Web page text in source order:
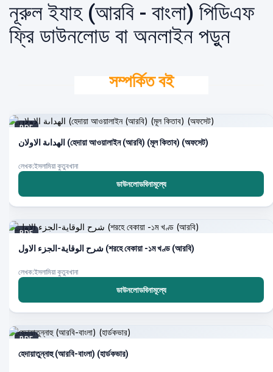
নূরুল ইযাহ (আরবি - বাংলা) পিডিএফ
ফ্রি ডাউনলোড বা অনলাইন পড়ুন
সম্পর্কিত বই
PDF
الهداىة الاولان (হেদায়া আওয়ালাইন (আরবি) (মূল কিতাব) (অফসেট)
লেখক:ইসলামিয়া কুতুবখানা
ডাউনলোডবিনামূল্যে
PDF
شرح الوقاية-الجزء الاول (শরহে বেকায়া -১ম খণ্ড (আরবি)
লেখক:ইসলামিয়া কুতুবখানা
ডাউনলোডবিনামূল্যে
PDF
হেদায়াতুন্নাহু (আরবি-বাংলা) (হার্ডকভার)